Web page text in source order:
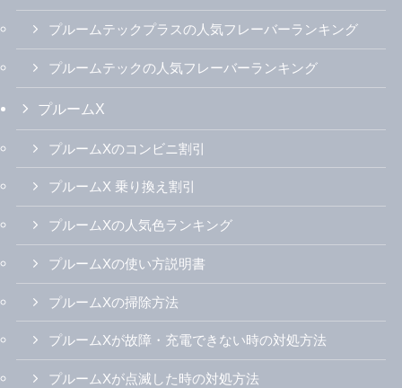
プルームテックプラスの人気フレーバーランキング
プルームテックの人気フレーバーランキング
プルームX
プルームXのコンビニ割引
プルームX 乗り換え割引
プルームXの人気色ランキング
プルームXの使い方説明書
プルームXの掃除方法
プルームXが故障・充電できない時の対処方法
プルームXが点滅した時の対処方法